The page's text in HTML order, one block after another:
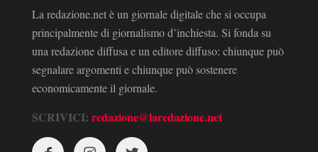
La redazione.net è un giornale digitale che si occupa
principalmente di giornalismo d’inchiesta. Si fonda su
una redazione diffusa e un editore diffuso: chiunque può
segnalare argomenti e chiunque può sostenere
economicamente il giornale.
SCRIVICI: redazione@laredazione.net